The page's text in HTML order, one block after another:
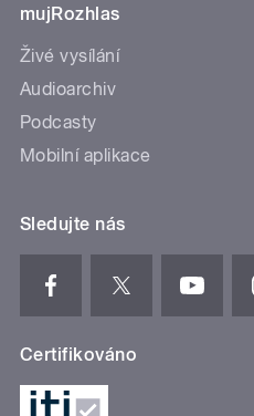
mujRozhlas
Živé vysílání
Audioarchiv
Podcasty
Mobilní aplikace
Sledujte nás
Certifikováno